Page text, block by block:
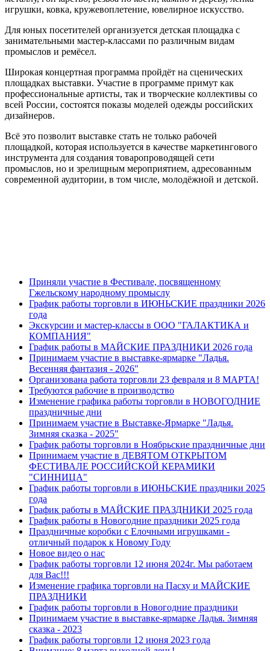
игрушки, ковка, кружевоплетение, ювелирное искусство.
Для юных посетителей организуется детская площадка с
занимательными мастер-классами по различным видам
промыслов и ремёсел.
Широкая концертная программа пройдёт на сценических
площадках выставки. Участие в программе примут как
профессиональные артисты, так и творческие коллективы со
всей России, состоятся показы моделей одежды российских
дизайнеров.
Всё это позволит выставке стать не только рабочей
площадкой, которая используется в качестве маркетингового
инструмента для создания товаропроводящей сети
промыслов, но и зрелищным мероприятием, адресованным
современной аудитории, в том числе, молодёжной и детской.
Приняли участие в Фестивале, посвященному
Гжельскому народному промыслу
График работы торговли в ИЮНЬСКИЕ праздники 2026
года
Экскурсии и мастер-классы в ООО "ГАЛАКТИКА и
КОМПАНИЯ"
График работы в МАЙСКИЕ ПРАЗДНИКИ 2026 года
Принимаем участие в выставке-ярмарке "Ладья.
Весенняя фантазия - 2026"
Организована работа торговли 23 февраля и 8 МАРТА!
Требуются рабочие в производство
Изменение графика работы торговли в НОВОГОДНИЕ
праздничные дни
Принимаем участие в Выставке-Ярмарке "Ладья.
Зимняя сказка - 2025"
График работы торговли в Ноябрьские праздничные дни
Принимаем участие в ДЕВЯТОМ ОТКРЫТОМ
ФЕСТИВАЛЕ РОССИЙСКОЙ КЕРАМИКИ
"СИННИЦА"
График работы торговли в ИЮНЬСКИЕ праздники 2025
года
График работы в МАЙСКИЕ ПРАЗДНИКИ 2025 года
График работы в Новогодние праздники 2025 года
Праздничные коробки с Елочными игрушками -
отличный подарок к Новому Году
Новое видео о нас
График работы торговли 12 июня 2024г. Мы работаем
для Вас!!!
Изменение графика торговли на Пасху и МАЙСКИЕ
ПРАЗДНИКИ
График работы торговли в Новогодние праздники
Принимаем участие в выставке-ярмарке Ладья. Зимняя
сказка - 2023
График работы торговли 12 июня 2023 года